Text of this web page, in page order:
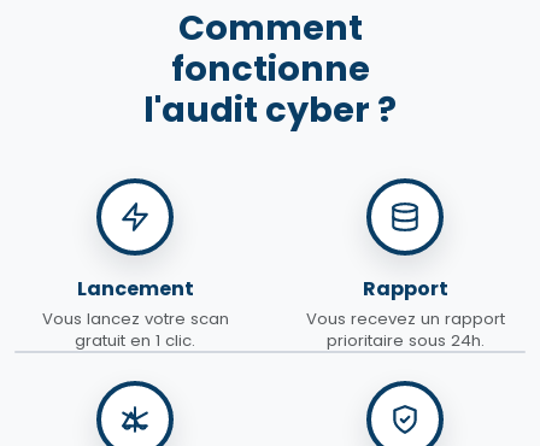
Comment
fonctionne
l'audit cyber ?
Lancement
Vous lancez votre scan
gratuit en 1 clic.
Rapport
Vous recevez un rapport
prioritaire sous 24h.